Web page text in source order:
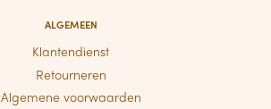
ALGEMEEN
Klantendienst
Retourneren
Algemene voorwaarden